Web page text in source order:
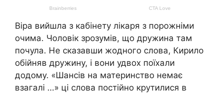
Віра вийшла з кабінету лікаря з порожніми
очима. Чоловік зрозумів, що дружина там
почула. Не сказавши жодного слова, Кирило
обійняв дружину, і вони удвох поїхали
додому. «Шансів на материнство немає
взагалі …» ці слова постійно крутилися в